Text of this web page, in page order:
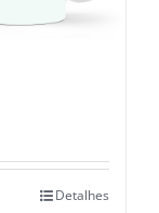
Detalhes